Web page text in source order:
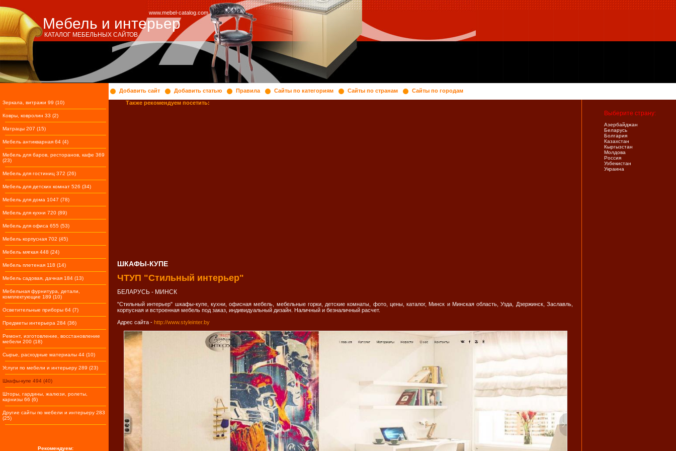
Мебель и интерьер
www.mebel-catalog.com
КАТАЛОГ МЕБЕЛЬНЫХ САЙТОВ
Зеркала, витражи 99 (10)
Ковры, ковролин 33 (2)
Матрацы 207 (15)
Мебель антикварная 64 (4)
Мебель для баров, ресторанов, кафе 369
(23)
Мебель для гостиниц 372 (26)
Мебель для детских комнат 526 (34)
Мебель для дома 1047 (78)
Мебель для кухни 720 (89)
Мебель для офиса 655 (53)
Мебель корпусная 702 (45)
Мебель мягкая 448 (24)
Мебель плетеная 118 (14)
Мебель садовая, дачная 184 (13)
Мебельная фурнитура, детали,
комплектующие 189 (10)
Осветительные приборы 64 (7)
Предметы интерьера 284 (36)
Ремонт, изготовление, восстановление
мебели 200 (18)
Сырье, расходные материалы 44 (10)
Услуги по мебели и интерьеру 289 (23)
Шкафы-купе 494 (40)
Шторы, гардины, жалюзи, ролеты,
карнизы 66 (6)
Другие сайты по мебели и интерьеру 283
(25)
Рекомендуем:
Добавить сайт Добавить статью Правила Сайты по категориям Сайты по странам
Сайты по городам
Также рекомендуем посетить:
ШКАФЫ-КУПЕ
ЧТУП "Стильный интерьер"
БЕЛАРУСЬ - МИНСК
"Стильный интерьер" шкафы-купе, кухни, офисная мебель, мебельные горки, детские комнаты, фото, цены, каталог, Минск и Минская область, Узда, Дзержинск, Заславль,
корпусная и встроенная мебель под заказ, индивидуальный дизайн. Наличный и безналичный расчет.
Адрес сайта - http://www.styleinter.by
Выберите страну:
Азербайджан
Беларусь
Болгария
Казахстан
Кыргызстан
Молдова
Россия
Узбекистан
Украина